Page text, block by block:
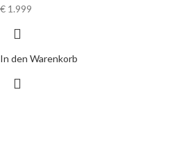
€ 1.999
In den Warenkorb